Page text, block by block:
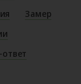
Замер